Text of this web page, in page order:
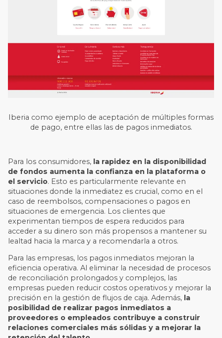
Iberia como ejemplo de aceptación de múltiples formas
de pago, entre ellas las de pagos inmediatos.
Para los consumidores, la rapidez en la disponibilidad
de fondos aumenta la confianza en la plataforma o
el servicio. Esto es particularmente relevante en
situaciones donde la inmediatez es crucial, como en el
caso de reembolsos, compensaciones o pagos en
situaciones de emergencia. Los clientes que
experimentan tiempos de espera reducidos para
acceder a su dinero son más propensos a mantener su
lealtad hacia la marca y a recomendarla a otros.
Para las empresas, los pagos inmediatos mejoran la
eficiencia operativa. Al eliminar la necesidad de procesos
de reconciliación prolongados y complejos, las
empresas pueden reducir costos operativos y mejorar la
precisión en la gestión de flujos de caja. Además, la
posibilidad de realizar pagos inmediatos a
proveedores o empleados contribuye a construir
relaciones comerciales más sólidas y a mejorar la